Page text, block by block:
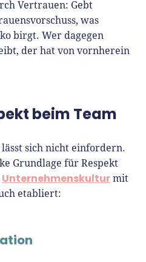
Vertrauen: Gebt
was
birgt. Wer dagegen
der hat von vornherein
beim Team
sich nicht einfordern.
Grundlage für Respekt
Unternehmenskultur mit
etabliert: